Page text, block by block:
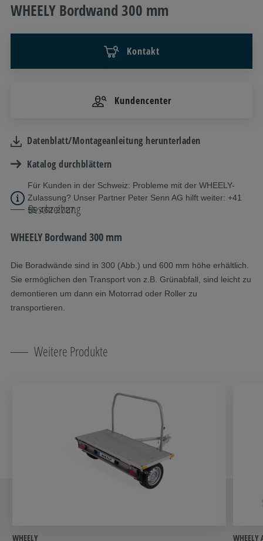
WHEELY Bordwand 300 mm
Kontakt
Kundencenter
Datenblatt/Montageanleitung herunterladen
Katalog durchblättern
Für Kunden in der Schweiz: Probleme mit der WHEELY-
Zulassung? Unser Partner Peter Senn AG hilft weiter: +41
55 462 2727.
Beschreibung
WHEELY Bordwand 300 mm
Die Boradwände sind in 300 (Abb.) und 600 mm höhe erhältlich.
Sie ermöglichen den Transport von z.B. Grünabfall, sind leicht zu
demontieren um dann ein Motorrad oder Roller zu
transportieren.
Weitere Produkte
WHEELY